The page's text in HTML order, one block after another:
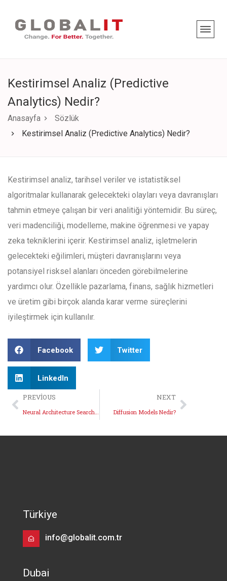
Kestirimsel Analiz (Predictive
Analytics) Nedir?
Anasayfa
Sözlük
Kestirimsel Analiz (Predictive Analytics) Nedir?
Kestirimsel analiz, tarihsel veriler ve istatistiksel
algoritmalar kullanarak gelecekteki olayları veya davranışları
tahmin etmeye çalışan bir veri analitiği yöntemidir. Bu süreç,
veri madenciliği, modelleme, makine öğrenmesi ve yapay
zeka tekniklerini içerir. Kestirimsel analiz, işletmelerin
gelecekteki eğilimleri, müşteri davranışlarını veya
potansiyel risksel alanları önceden görebilmelerine
yardımcı olur. Özellikle pazarlama, finans, sağlık hizmetleri
ve üretim gibi birçok alanda karar verme süreçlerini
iyileştirmek için kullanılır.
Facebook Twitter
LinkedIn
PREVIOUS
Neural Architecture Search Nedir?
NEXT
Diffusion Models Nedir?
Türkiye
info@globalit.com.tr
Dubai